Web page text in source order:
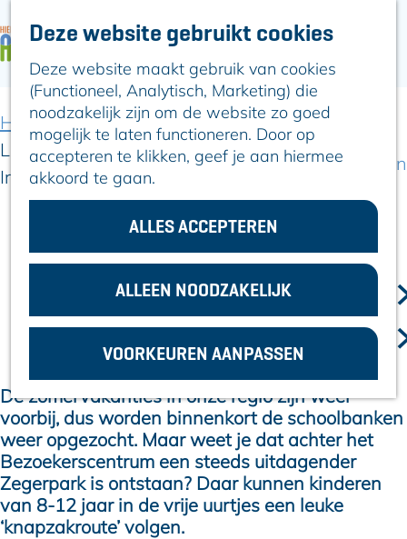
Deze website gebruikt cookies
Deze website maakt gebruik van cookies
(Functioneel, Analytisch, Marketing) die
noodzakelijk zijn om de website zo goed
mogelijk te laten functioneren. Door op
accepteren te klikken, geef je aan hiermee
akkoord te gaan.
ALLES ACCEPTEREN
ALLEEN NOODZAKELIJK
VOORKEUREN AANPASSEN
n
a
a
r
e
ARTIKELEN
Hier is Boskoop
Lekker Lokaal
Ontdek het
Erfgoed
Natuurlijk genieten
In en om Alphen
Kleuren van de
toren
VOOR
ONDERNEMERS
Home
Artikelen
Leuke knapzakroute in opgeknapt Prinses
Irenebos
5 september 2023 | | |
LEUKE KNAPZAKROUTE IN
OPGEKNAPT PRINSES IRENEBOS
De zomervakanties in onze regio zijn weer
voorbij, dus worden binnenkort de schoolbanken
weer opgezocht. Maar weet je dat achter het
Bezoekerscentrum een steeds uitdagender
Zegerpark is ontstaan? Daar kunnen kinderen
van 8-12 jaar in de vrije uurtjes een leuke
‘knapzakroute’ volgen.